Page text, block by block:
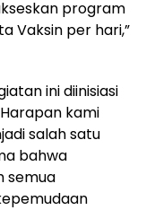
program
Vaksin per hari,”
ini diinisiasi
kami
salah satu
bahwa
semua